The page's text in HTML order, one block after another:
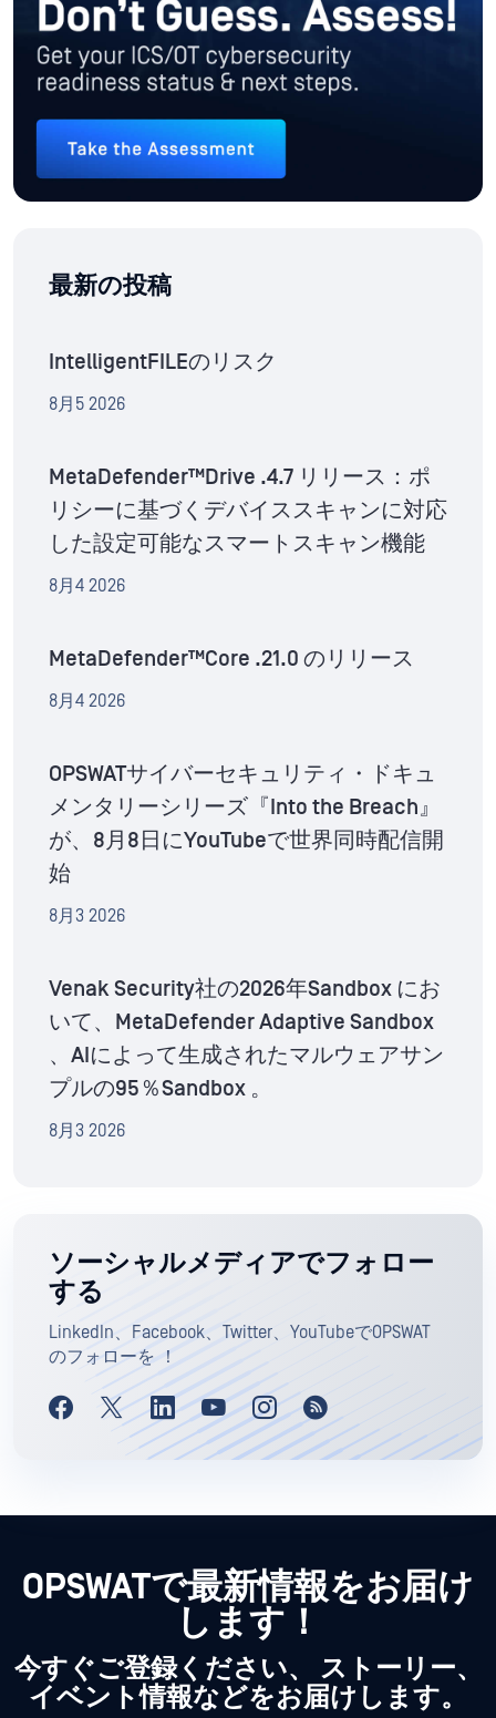
最新の投稿
IntelligentFILEのリスク
8月5 2026
MetaDefender™Drive .4.7 リリース：ポ
リシーに基づくデバイススキャンに対応
した設定可能なスマートスキャン機能
8月4 2026
MetaDefender™Core .21.0 のリリース
8月4 2026
OPSWATサイバーセキュリティ・ドキュ
メンタリーシリーズ『Into the Breach』
が、8月8日にYouTubeで世界同時配信開
始
8月3 2026
Venak Security社の2026年Sandbox にお
いて、MetaDefender Adaptive Sandbox
、AIによって生成されたマルウェアサン
プルの95％Sandbox 。
8月3 2026
ソーシャルメディアでフォロー
する
LinkedIn、Facebook、Twitter、YouTubeでOPSWAT
のフォローを ！
OPSWATで最新情報をお届け
します！
今すぐご登録ください、 ストーリー、
イベント情報などをお届けします。